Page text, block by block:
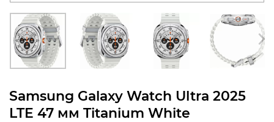
Samsung Galaxy Watch Ultra 2025
LTE 47 мм Titanium White
+7 812 318-40-14
(c 10:00 до 21:00, без
выходных)